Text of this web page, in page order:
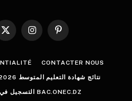
X
InstagramPinterest
CONTACTER NOUS
نتائج شهادة التعليم المتوسط 2026
التسجيل في بكالوريا 2026 BAC.ONEC.DZ